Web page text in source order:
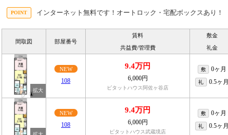
インターネット無料です！オートロック・宅配ボックスあり！
間取図 部屋番号
賃料
共益費/管理費
敷金
礼金
NEW
108
9.4万円
6,000円
ピタットハウス阿佐ヶ谷店
敷 0ヶ月
礼 0.5ヶ月
NEW
108
9.4万円
6,000円
ピタットハウス武蔵境店
敷 0ヶ月
礼 0.5ヶ月